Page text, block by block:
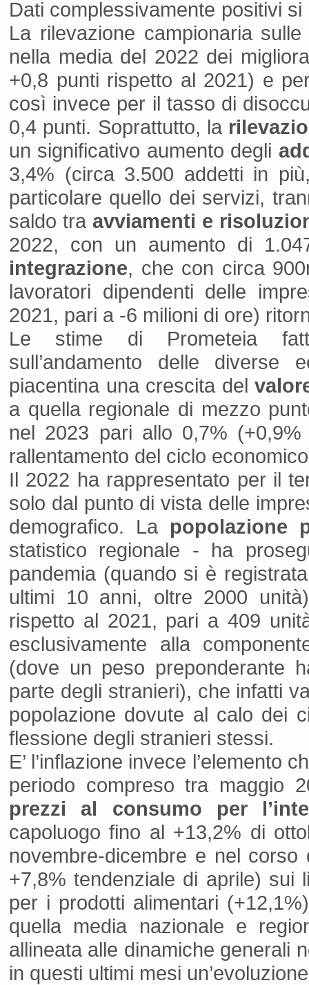
Dati complessivamente positivi
La rilevazione campionaria
nella media del 2022 dei
+0,8 punti rispetto al 2021) e
così invece per il tasso di
0,4 punti. Soprattutto, la
un significativo aumento degli
3,4% (circa 3.500 addetti in
particolare quello dei servizi,
saldo tra avviamenti e
2022, con un aumento di
integrazione, che con circa
lavoratori dipendenti delle
2021, pari a -6 milioni di ore)
Le stime di Prometeia
sull’andamento delle diverse
piacentina una crescita del
a quella regionale di mezzo
nel 2023 pari allo 0,7% (+0,9%
rallentamento del ciclo
Il 2022 ha rappresentato per il
solo dal punto di vista delle
demografico. La popolazione
statistico regionale - ha
pandemia (quando si è
ultimi 10 anni, oltre 2000
rispetto al 2021, pari a 409
esclusivamente alla
(dove un peso preponderante
parte degli stranieri), che infatti
popolazione dovute al calo dei
flessione degli stranieri stessi.
E’ l’inflazione invece l’elemento
periodo compreso tra maggio
prezzi al consumo per
capoluogo fino al +13,2% di
novembre-dicembre e nel
+7,8% tendenziale di aprile) sui
per i prodotti alimentari
quella media nazionale e
allineata alle dinamiche generali
in questi ultimi mesi